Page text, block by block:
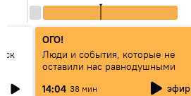
ОГО!
Люди и события, которые не
оставили нас равнодушными
14:04 38 мин эфир